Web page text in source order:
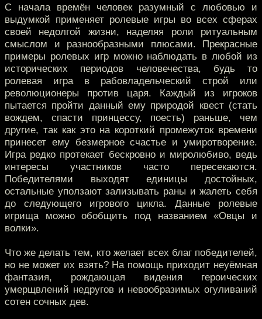
С начала времён человек разумный с любовью и
выдумкой применяет ролевые игры во всех сферах
своей недолгой жизни, наделяя роли ритуальным
смыслом и разнообразными плюсами. Прекрасные
примеры ролевых игр можно наблюдать в любой из
исторических периодов человечества, будь то
ролевая игра в рабовладельческий строй или
революционеры против царя. Каждый из игроков
пытается пройти данный ему природой квест (стать
вождем, спасти принцессу, поесть) раньше, чем
другие, так как это на короткий промежуток времени
принесет ему безмерное счастье и умиротворение.
Игра редко протекает бескровно и миролюбиво, ведь
интересы участников часто пересекаются.
Победителями выходят единицы достойных,
остальные уползают зализывать раны и жалеть себя
до следующего игрового цикла. Данные ролевые
игрища можно обобщить под названием «Овцы и
волки».
Что же делать тем, кто желает всех благ победителей,
но не может их взять? На помощь приходит неуёмная
фантазия, рождающая видения героических
умерщвлений недругов и невообразимых огуливаний
сотен сочных дев.